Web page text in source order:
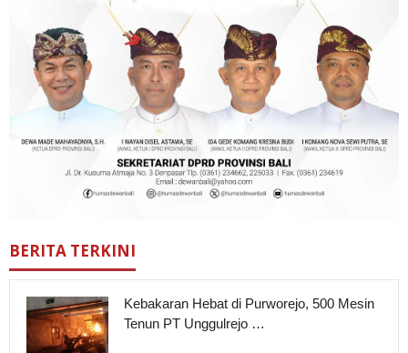
BERITA TERKINI
Kebakaran Hebat di Purworejo, 500 Mesin
Tenun PT Unggulrejo …